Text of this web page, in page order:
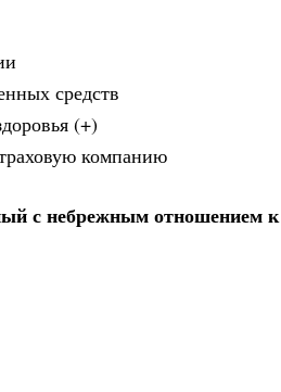
средств
(+)
компанию
с небрежным отношением к